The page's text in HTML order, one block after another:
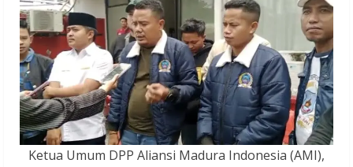
Ketua Umum DPP Aliansi Madura Indonesia (AMI),